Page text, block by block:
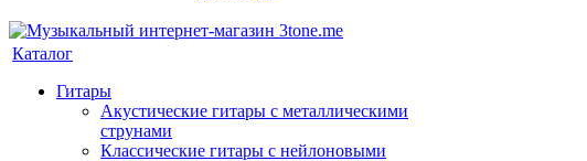
Каталог
Гитары
Акустические гитары с металлическими
струнами
Классические гитары с нейлоновыми